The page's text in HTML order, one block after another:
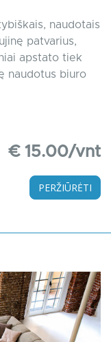
naudotais
patvarius,
apstato tiek
naudotus biuro
€ 15.00/vnt
PERŽIŪRĖTI